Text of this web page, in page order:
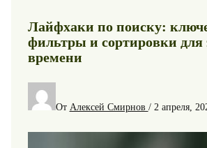
Лайфхаки по поиску:
фильтры и сортировки для
времени
От Алексей Смирнов / 2 апреля,